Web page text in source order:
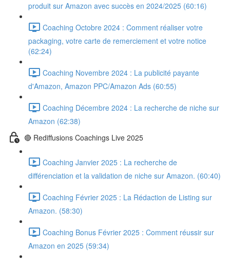
produit sur Amazon avec succès en 2024/2025 (60:16)
Coaching Octobre 2024 : Comment réaliser votre
packaging, votre carte de remerciement et votre notice
(62:24)
Coaching Novembre 2024 : La publicité payante
d'Amazon, Amazon PPC/Amazon Ads (60:55)
Coaching Décembre 2024 : La recherche de niche sur
Amazon (62:38)
🔴 Rediffusions Coachings Live 2025
Coaching Janvier 2025 : La recherche de
différenciation et la validation de niche sur Amazon. (60:40)
Coaching Février 2025 : La Rédaction de Listing sur
Amazon. (58:30)
Coaching Bonus Février 2025 : Comment réussir sur
Amazon en 2025 (59:34)